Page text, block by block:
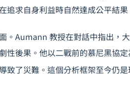
追求自身利益時自然達成公平結果
。Aumann 教授在對話中指出，
性後果。他以二戰前的慕尼黑協
致了災難。這個分析框架至今仍